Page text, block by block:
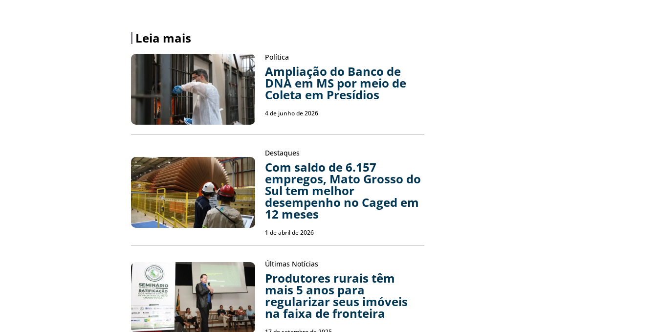
Leia mais
Política
Ampliação do Banco de
DNA em MS por meio de
Coleta em Presídios
4 de junho de 2026
Destaques
Com saldo de 6.157
empregos, Mato Grosso do
Sul tem melhor
desempenho no Caged em
12 meses
1 de abril de 2026
Últimas Notícias
Produtores rurais têm
mais 5 anos para
regularizar seus imóveis
na faixa de fronteira